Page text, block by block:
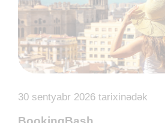
30 sentyabr 2026 tarixinədək